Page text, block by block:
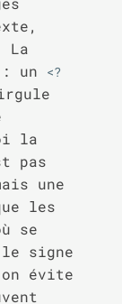
La
un
<?
la
pas
une
les
se
signe
évite